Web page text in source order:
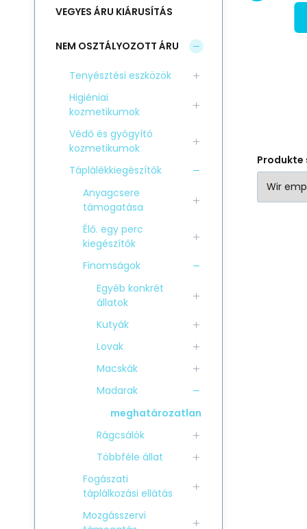
gazdag fehérje-, zsír-,
Produkte
VEGYES ÁRU KIÁRUSÍTÁS
NEM OSZTÁLYOZOTT ÁRU
Tenyésztési eszközök
Higiéniai
kozmetikumok
Védő és gyógyító
kozmetikumok
Táplálékkiegészítők
Anyagcsere
támogatása
Élő. egy perc
kiegészítők
Finomságok
Egyéb konkrét
állatok
Kutyák
Lovak
Macskák
Madarak
meghatározatlan
Rágcsálók
Többféle állat
Fogászati
táplálkozási ellátás
Mozgásszervi